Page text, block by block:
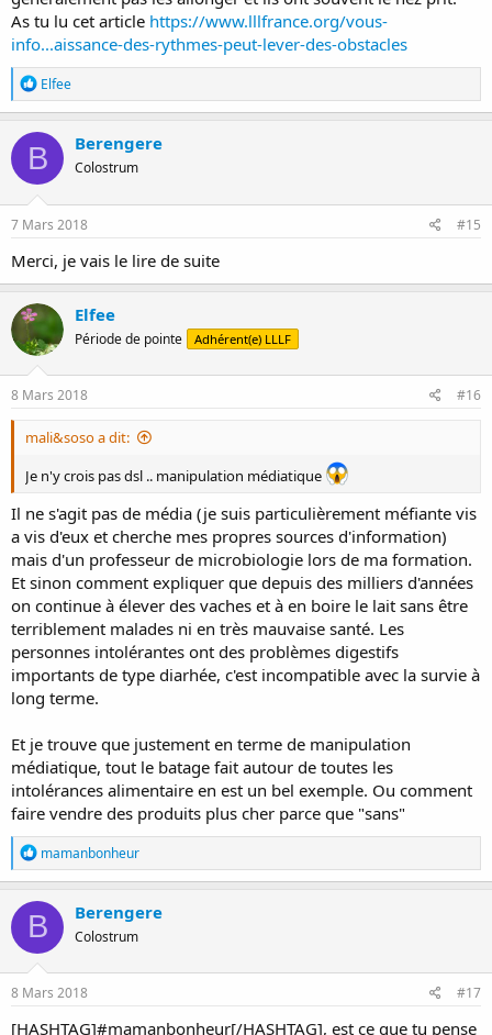
ce sont des très grosses protéines que leurs enzymes digestives ont
du mal à découper.
As tu lu cet article https://www.lllfrance.org/vous-
info...aissance-des-rythmes-peut-lever-des-obstacles
R
é
a
c
t
i
o
n
s
Elfee
B Berengere
Colostrum
7 Mars 2018 #15
Merci, je vais le lire de suite
Elfee
Période de pointe Adhérent(e) LLLF
8 Mars 2018 #16
mali&soso a dit:
Je n'y crois pas dsl .. manipulation médiatique
Il ne s'agit pas de média (je suis particulièrement méfiante vis
a vis d'eux et cherche mes propres sources d'information)
mais d'un professeur de microbiologie lors de ma formation.
Et sinon comment expliquer que depuis des milliers d'années
on continue à élever des vaches et à en boire le lait sans être
terriblement malades ni en très mauvaise santé. Les
personnes intolérantes ont des problèmes digestifs
importants de type diarhée, c'est incompatible avec la survie à
long terme.
Et je trouve que justement en terme de manipulation
médiatique, tout le batage fait autour de toutes les
intolérances alimentaire en est un bel exemple. Ou comment
faire vendre des produits plus cher parce que "sans"
R
é
a
c
t
i
o
n
s
mamanbonheur
B Berengere
Colostrum
8 Mars 2018 #17
[HASHTAG]#mamanbonheur[/HASHTAG], est ce que tu pense